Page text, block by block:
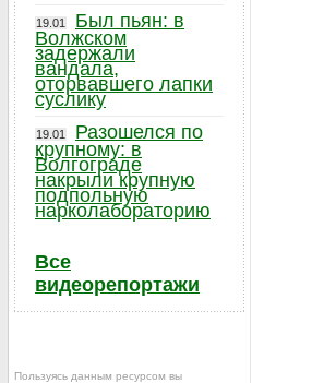
19.01
Был пьян: в
Волжском
задержали
вандала,
оторвавшего лапки
суслику
19.01
Разошелся по
крупному: в
Волгограде
накрыли крупную
подпольную
нарколабораторию
Все
видеорепортажи
Пользуясь данным ресурсом вы